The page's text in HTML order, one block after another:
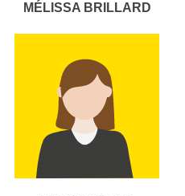
MÉLISSA BRILLARD